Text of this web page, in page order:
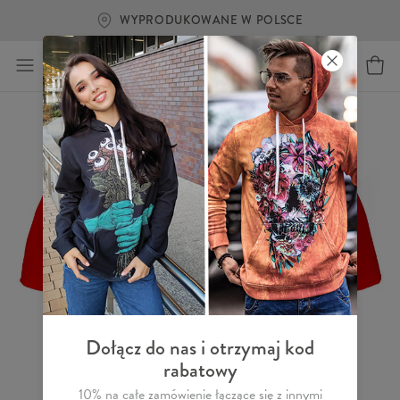
WYPRODUKOWANE W POLSCE
Dołącz do nas i otrzymaj kod
rabatowy
10% na całe zamówienie łączące się z innymi